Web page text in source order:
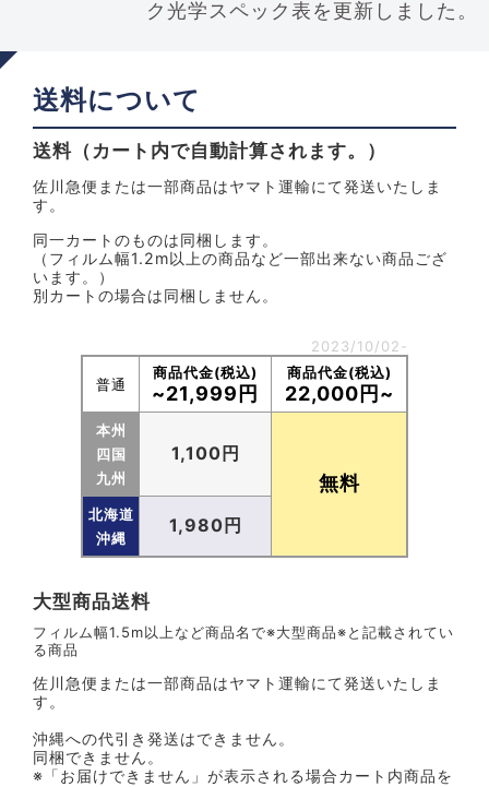
送料について
送料（カート内で自動計算されます。）
佐川急便または一部商品はヤマト運輸にて発送いたしま
す。
同一カートのものは同梱します。
（フィルム幅1.2m以上の商品など一部出来ない商品ござ
います。）
別カートの場合は同梱しません。
普通
商品代金(税込)
~21,999円
商品代金(税込)
22,000円~
本州
四国
九州
1,100円
無料
北海道
沖縄
1,980円
2023/10/02-
大型商品送料
フィルム幅1.5m以上など商品名で※大型商品※と記載されてい
る商品
佐川急便または一部商品はヤマト運輸にて発送いたしま
す。
沖縄への代引き発送はできません。
同梱できません。
※「お届けできません」が表示される場合カート内商品を